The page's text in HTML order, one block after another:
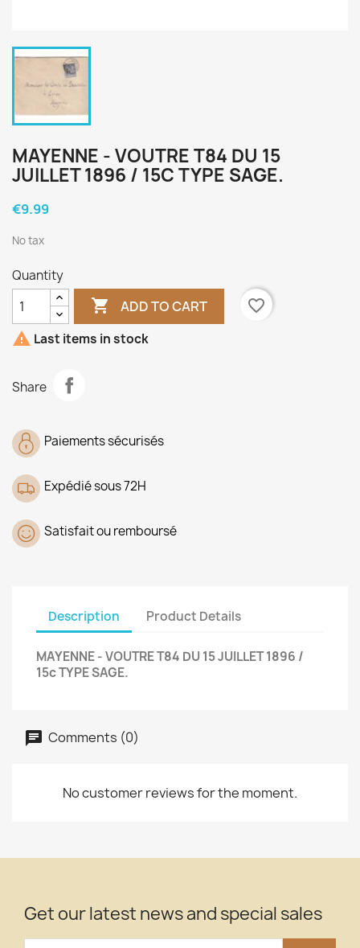
MAYENNE - VOUTRE T84 DU 15
JUILLET 1896 / 15C TYPE SAGE.
€9.99
No tax
Quantity
 ADD TO CART
favorite_border
 Last items in stock
Share
Paiements sécurisés
Expédié sous 72H
Satisfait ou remboursé
Description Product Details
MAYENNE - VOUTRE T84 DU 15 JUILLET 1896 /
15c TYPE SAGE.
Comments (0)
No customer reviews for the moment.
Get our latest news and special sales